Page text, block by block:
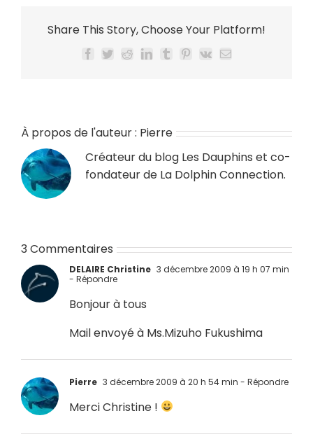
Share This Story, Choose Your Platform!
Facebook
TwitterRedditLinkedIn
TumblrPinterest
Vk Email
À propos de l'auteur : Pierre
Créateur du blog Les Dauphins et co-
fondateur de La Dolphin Connection.
3 Commentaires
DELAIRE Christine 3 décembre 2009 à 19 h 07 min
- Répondre
Bonjour à tous
Mail envoyé à Ms.Mizuho Fukushima
Pierre 3 décembre 2009 à 20 h 54 min - Répondre
Merci Christine !